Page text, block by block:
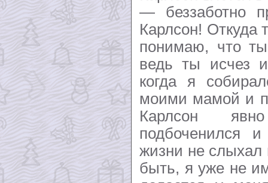
— беззаботно
Карлсон!
понимаю, что
ведь ты исчез
когда я
моими мамой и
Карлсон
подбоченился
жизни не слыхал
быть, я уже не